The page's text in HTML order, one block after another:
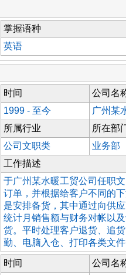
掌握语种
英语
时间
公司名
1999 - 至今
广州某
所属行业
所在部
公司文职类
业务部
工作描述
于广州某水暖工贸公司任职
订单，并根据给客户不同的
是安排备货，其中通过向供
统计月销售额与财务对帐以
货。平时处理客户退货、追
勤、电脑入仓、打印各类文
时间
公司名